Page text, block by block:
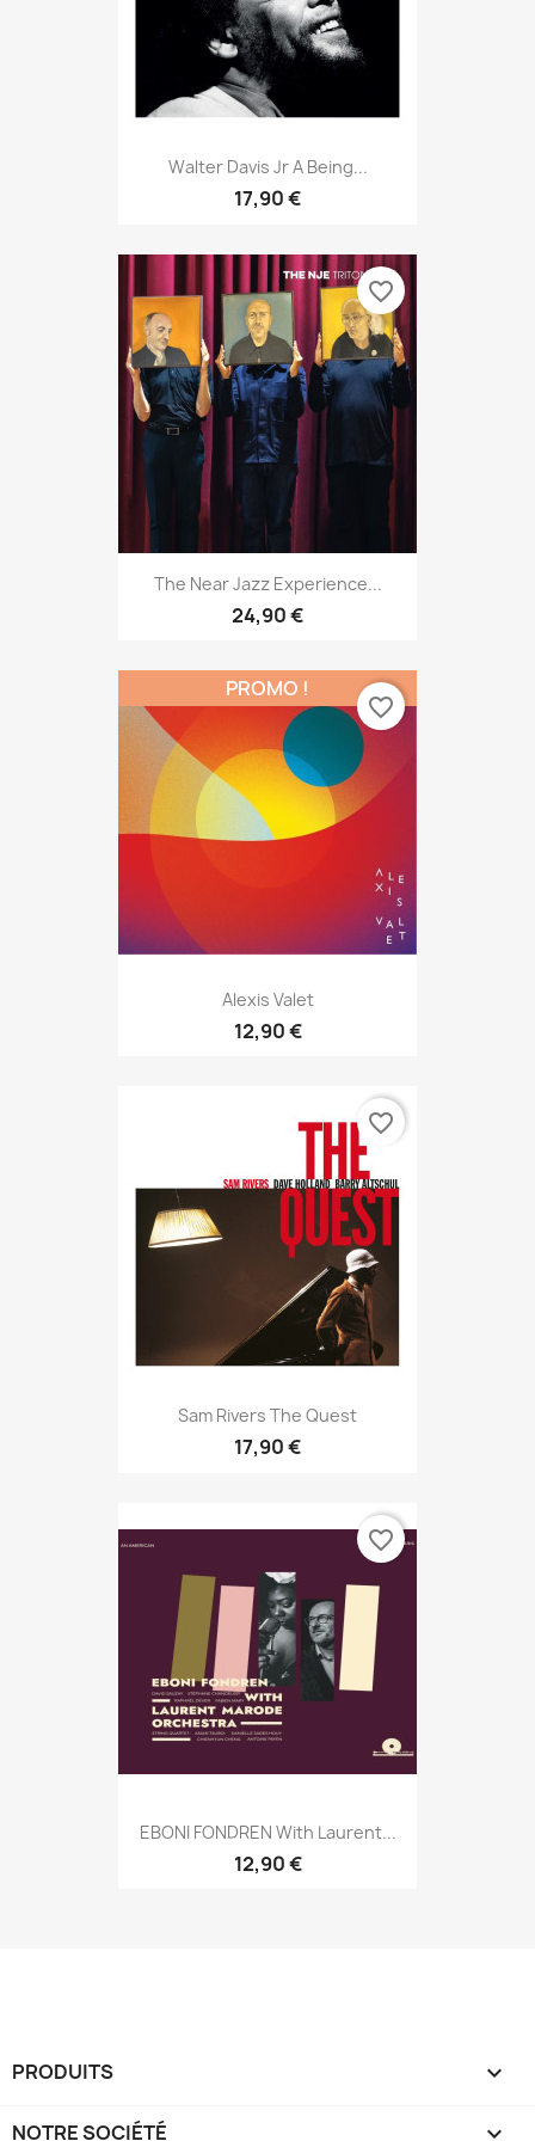
Walter Davis Jr A Being...
17,90 €
The Near Jazz Experience...
24,90 €
favorite_border
Alexis Valet
12,90 €
PROMO !
favorite_border
Sam Rivers The Quest
17,90 €
favorite_border
EBONI FONDREN With Laurent...
12,90 €
favorite_border
PRODUITS 
NOTRE SOCIÉTÉ 